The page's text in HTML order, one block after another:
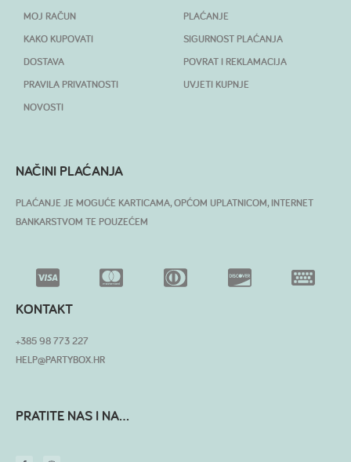
MOJ RAČUN
KAKO KUPOVATI
DOSTAVA
PRAVILA PRIVATNOSTI
NOVOSTI
PLAĆANJE
SIGURNOST PLAĆANJA
POVRAT I REKLAMACIJA
UVJETI KUPNJE
NAČINI PLAĆANJA
PLAĆANJE JE MOGUĆE KARTICAMA, OPĆOM UPLATNICOM, INTERNET
BANKARSTVOM TE POUZEĆEM
KONTAKT
+385 98 773 227
HELP@PARTYBOX.HR
PRATITE NAS I NA...